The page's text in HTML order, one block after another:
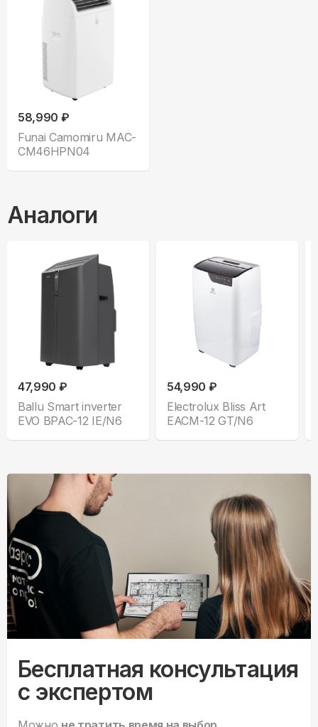
58,990 ₽
Funai Camomiru MAC-
CM46HPN04
Аналоги
47,990 ₽
Ballu Smart inverter
EVO BPAC-12 IE/N6
54,990 ₽
Electrolux Bliss Art
EACM-12 GT/N6
Бесплатная консультация
с экспертом